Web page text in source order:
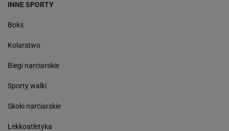
INNE SPORTY
Boks
Kolarstwo
Biegi narciarskie
Sporty walki
Skoki narciarskie
Lekkoatletyka